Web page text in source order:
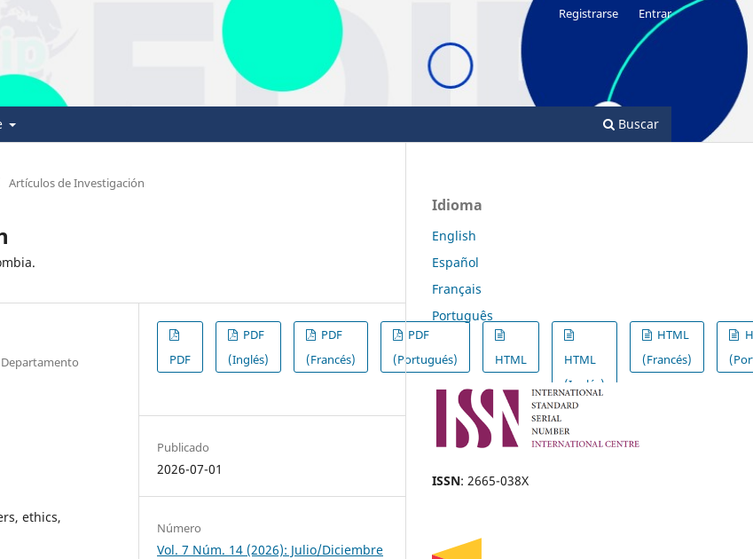
Buscar
Registrarse Entrar
Artículos de Investigación
ethics,
PDF
PDF
(Inglés)
PDF
(Francés)
PDF
(Portugués)
HTML
HTML
(Inglés)
HTML
(Francés)
Publicado
2026-07-01
Número
Vol. 7 Núm. 14 (2026): Julio/Diciembre
Idioma
English
Español
Français
Português
ISSN: 2665-038X